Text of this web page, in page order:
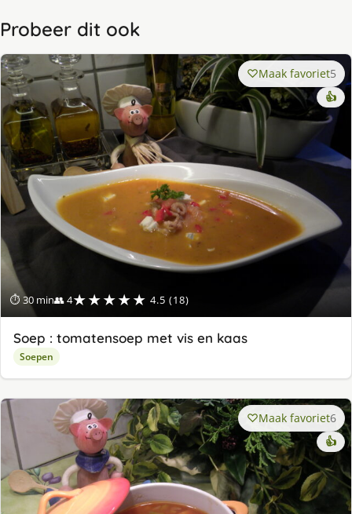
Probeer dit ook
⏱ 30 min👥 4★★★★★ 4.5 (18)
Maak favoriet5
👍
Soep : tomatensoep met vis en kaas
Soepen
Maak favoriet6
👍